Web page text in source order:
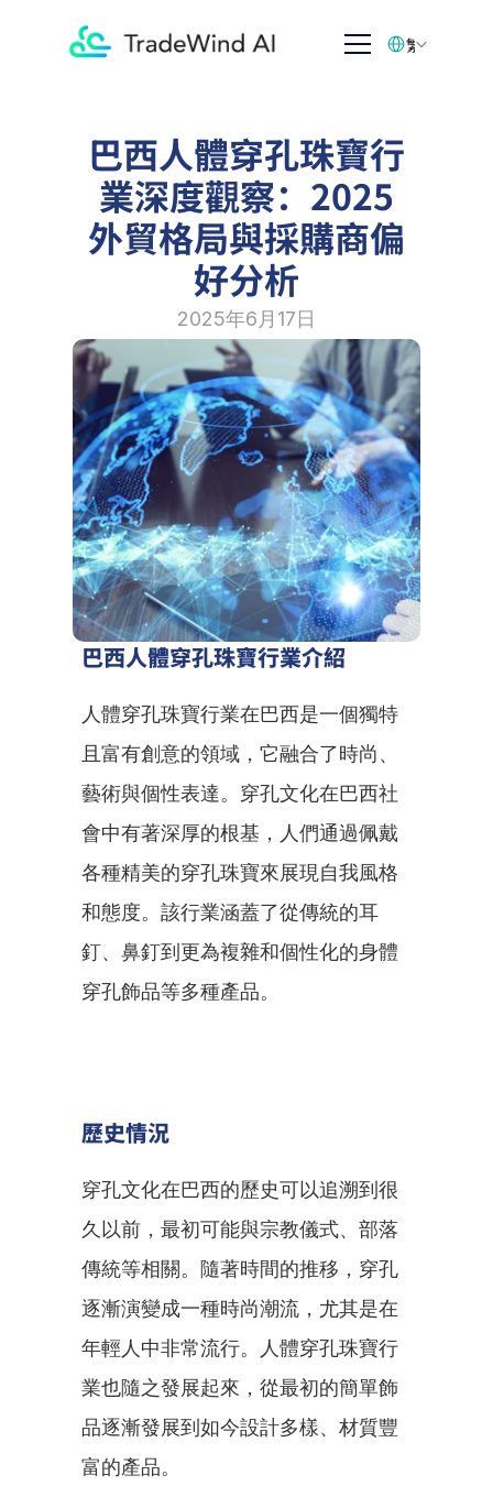
巴西人體穿孔珠寶行
業深度觀察：2025
外貿格局與採購商偏
好分析
2025年6月17日
巴西人體穿孔珠寶行業介紹
人體穿孔珠寶行業在巴西是一個獨特
且富有創意的領域，它融合了時尚、
藝術與個性表達。穿孔文化在巴西社
會中有著深厚的根基，人們通過佩戴
各種精美的穿孔珠寶來展現自我風格
和態度。該行業涵蓋了從傳統的耳
釘、鼻釘到更為複雜和個性化的身體
穿孔飾品等多種產品。
歷史情況
穿孔文化在巴西的歷史可以追溯到很
久以前，最初可能與宗教儀式、部落
傳統等相關。隨著時間的推移，穿孔
逐漸演變成一種時尚潮流，尤其是在
年輕人中非常流行。人體穿孔珠寶行
業也隨之發展起來，從最初的簡單飾
品逐漸發展到如今設計多樣、材質豐
富的產品。
繁体中文